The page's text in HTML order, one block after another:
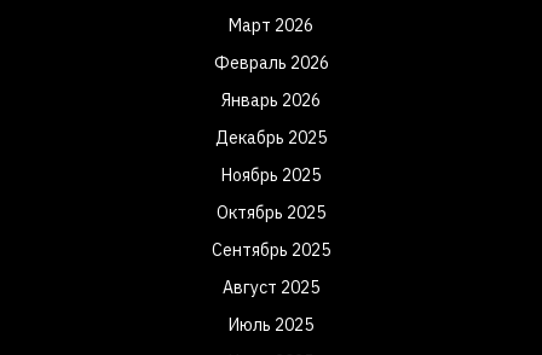
Март 2026
Февраль 2026
Январь 2026
Декабрь 2025
Ноябрь 2025
Октябрь 2025
Сентябрь 2025
Август 2025
Июль 2025